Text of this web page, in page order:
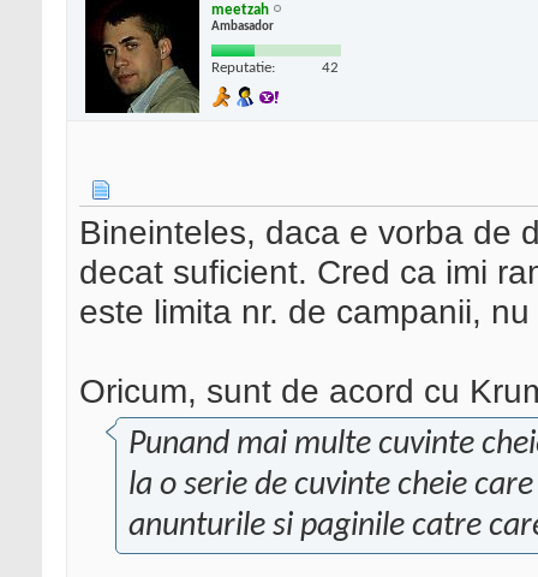
meetzah
Ambasador
Reputatie: 42
Bineinteles, daca e vorba de
decat suficient. Cred ca imi
este limita nr. de campanii,
Oricum, sunt de acord cu
Punand mai multe cuvinte
la o serie de cuvinte cheie
anunturile si paginile catre